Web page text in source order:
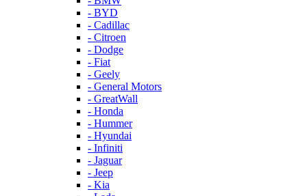
- BYD
- Cadillac
- Citroen
- Dodge
- Fiat
- Geely
- General Motors
- GreatWall
- Honda
- Hummer
- Hyundai
- Infiniti
- Jaguar
- Jeep
- Kia